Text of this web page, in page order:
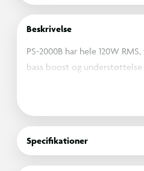
Beskrivelse
PS-2000B har hele 120W
bass boost og
eller en fest med vennerne.
indstilling der matcher dit
Specifikationer